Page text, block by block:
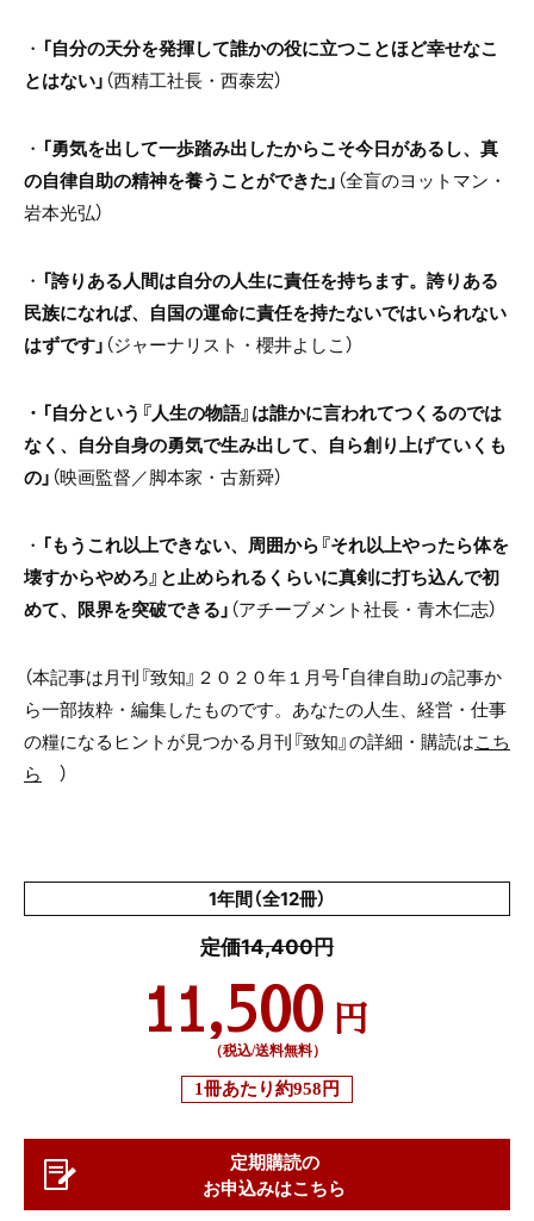
・ 「自分の天分を発揮して誰かの役に立つことほど幸せなこ
とはない」 （西精工社長・西泰宏）
・ 「勇気を出して一歩踏み出したからこそ今日があるし、真
の自律自助の精神を養うことができた」 （全盲のヨットマン・
岩本光弘）
・ 「誇りある人間は自分の人生に責任を持ちます。誇りある
民族になれば、自国の運命に責任を持たないではいられない
はずです」 （ジャーナリスト・櫻井よしこ）
・「自分という『人生の物語』は誰かに言われてつくるのでは
なく、自分自身の勇気で生み出して、自ら創り上げていくも
の」 （映画監督／脚本家・古新舜）
・ 「もうこれ以上できない、周囲から『それ以上やったら体を
壊すからやめろ』と止められるくらいに真剣に打ち込んで初
めて、限界を突破できる」 （アチーブメント社長・青木仁志）
（本記事は月刊『致知』２０２０年１月号「自律自助」の記事か
ら一部抜粋・編集したものです。あなたの人生、経営・仕事
の糧になるヒントが見つかる月刊『致知』の詳細・購読はこち
ら ）
1年間（全12冊）
定価14,400円
11,500 円
（税込/送料無料）
1冊あたり約958円
定期購読の
お申込みはこちら